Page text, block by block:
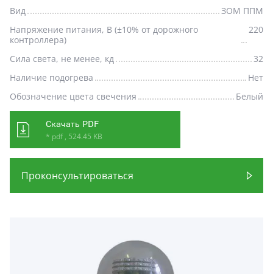
Вид
ЗОМ ППМ
Напряжение питания, В (±10% от дорожного
контроллера)
220
Сила света, не менее, кд
32
Наличие подогрева
Нет
Обозначение цвета свечения
Белый
Скачать PDF
* pdf , 524.45 KB
Проконсультироваться